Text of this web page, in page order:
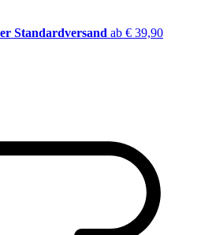
Standardversand ab € 39,90